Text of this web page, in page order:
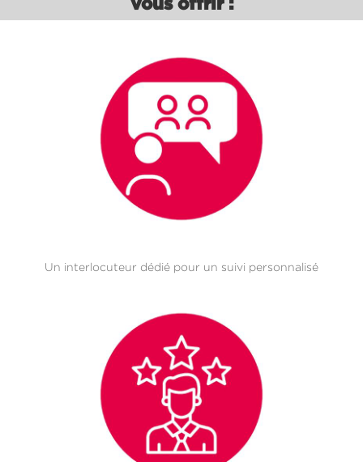
Un interlocuteur dédié pour un suivi personnalisé